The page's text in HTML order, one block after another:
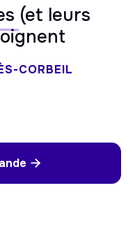
(et leurs
CORBEIL
